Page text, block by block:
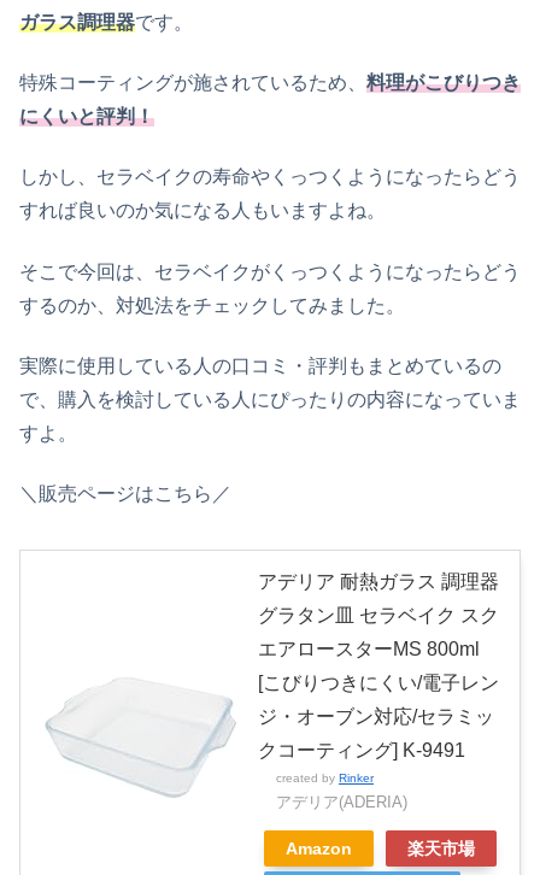
ガラス調理器です。
特殊コーティングが施されているため、 料理がこびりつき
にくいと評判！
しかし、セラベイクの寿命やくっつくようになったらどう
すれば良いのか気になる人もいますよね。
そこで今回は、セラベイクがくっつくようになったらどう
するのか、対処法をチェックしてみました。
実際に使用している人の口コミ・評判もまとめているの
で、購入を検討している人にぴったりの内容になっていま
すよ。
＼販売ページはこちら／
アデリア 耐熱ガラス 調理器
グラタン皿 セラベイク スク
エアロースターMS 800ml
[こびりつきにくい/電子レン
ジ・オーブン対応/セラミッ
クコーティング] K-9491
created by Rinker
アデリア(ADERIA)
Amazon 楽天市場